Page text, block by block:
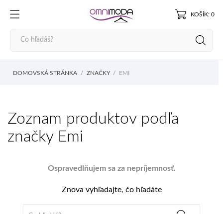
KOŠÍK: 0
DOMOVSKÁ STRÁNKA ZNAČKY EMI
Zoznam produktov podľa
značky Emi
Ospravedlňujem sa za nepríjemnosť.
Znova vyhľadajte, čo hľadáte